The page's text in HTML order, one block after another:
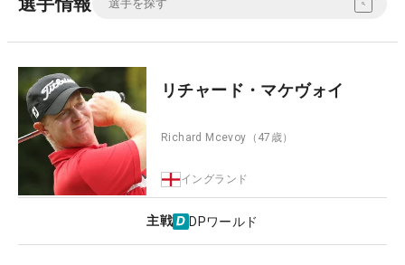
リチャード・マケヴォイ
Richard Mcevoy （47歳）
イングランド
主戦 DPワールド